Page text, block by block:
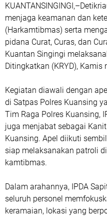
menjaga keamanan dan
(Harkamtibmas) serta
pidana Curat, Curas, dan
Kuantan Singingi
Ditingkatkan (KRYD),
Kegiatan diawali dengan
di Satpas Polres Kuansing
Tim Raga Polres Kuansing,
juga menjabat sebagai
Kuansing. Apel diikuti
siap melaksanakan patroli
kamtibmas.
Dalam arahannya, IPDA
seluruh personel
keramaian, lokasi yang